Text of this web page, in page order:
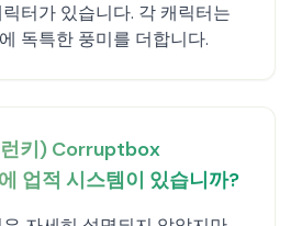
터가 있습니다. 각 캐릭터는
독특한 풍미를 더합니다.
키) Corruptbox
업적 시스템이 있습니까?